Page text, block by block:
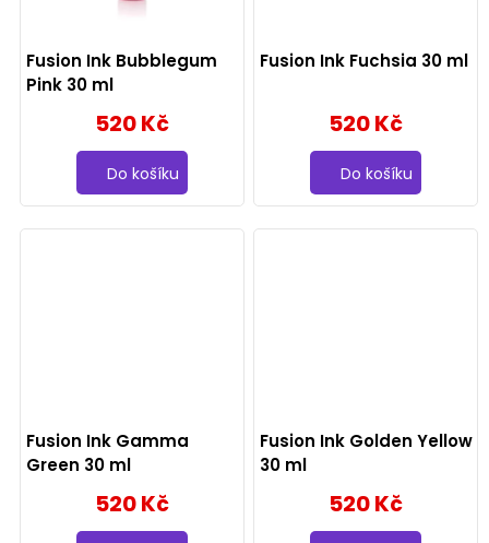
Fusion Ink Bubblegum
Pink 30 ml
520 Kč
Do košíku
Fusion Ink Fuchsia 30 ml
520 Kč
Do košíku
Fusion Ink Gamma
Green 30 ml
520 Kč
Fusion Ink Golden Yellow
30 ml
520 Kč